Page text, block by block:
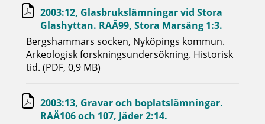
2003:12, Glasbrukslämningar vid Stora
Glashyttan. RAÄ99, Stora Marsäng 1:3.
Bergshammars socken, Nyköpings kommun.
Arkeologisk forskningsundersökning. Historisk
tid. (PDF, 0,9 MB)
2003:13, Gravar och boplatslämningar.
RAÄ106 och 107, Jäder 2:14.